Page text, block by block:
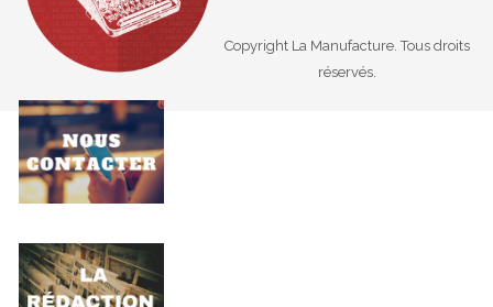
Copyright La Manufacture. Tous droits
réservés.